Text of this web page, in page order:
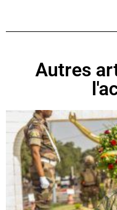
Autres